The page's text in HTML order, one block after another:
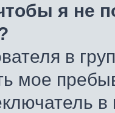
я не
в
мое